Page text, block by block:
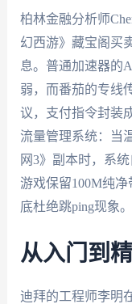
柏林金融分析师
幻西游》藏宝阁买
息。普通加速器的
弱，而番茄的专线
议，支付指令封装
流量管理系统：当
网3》副本时，系
游戏保留100M纯净
底杜绝跳ping现象。
从入门到
迪拜的工程师李明